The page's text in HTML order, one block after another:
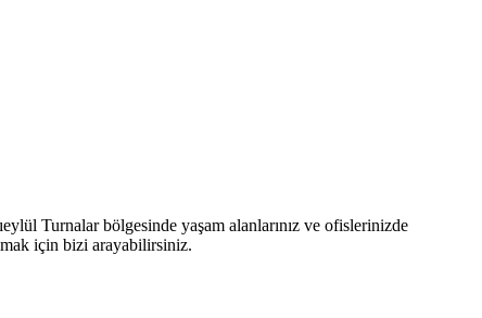
Turnalar bölgesinde yaşam alanlarınız ve ofislerinizde
için bizi arayabilirsiniz.